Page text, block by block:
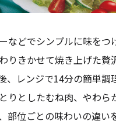
などでシンプルに味をつ
りきかせて焼き上げた贅
、レンジで14分の簡単調
りとしたむね肉、やわら
部位ごとの味わいの違い